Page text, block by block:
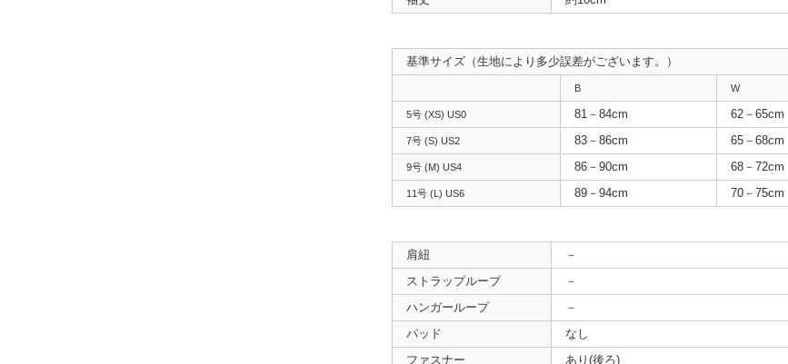
基準サイズ（生地により多少誤差がございます。）
B W
5号 (XS) US0 81－84cm 62－65cm
7号 (S) US2 83－86cm 65－68cm
9号 (M) US4 86－90cm 68－72cm
11号 (L) US6 89－94cm 70－75cm
肩紐
－
ストラップループ
－
ハンガーループ
－
パッド
なし
ファスナー
あり(後ろ)